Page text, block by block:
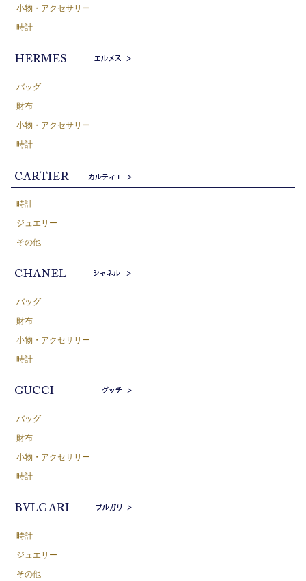
小物・アクセサリー
時計
バッグ
財布
小物・アクセサリー
時計
時計
ジュエリー
その他
バッグ
財布
小物・アクセサリー
時計
バッグ
財布
小物・アクセサリー
時計
時計
ジュエリー
その他